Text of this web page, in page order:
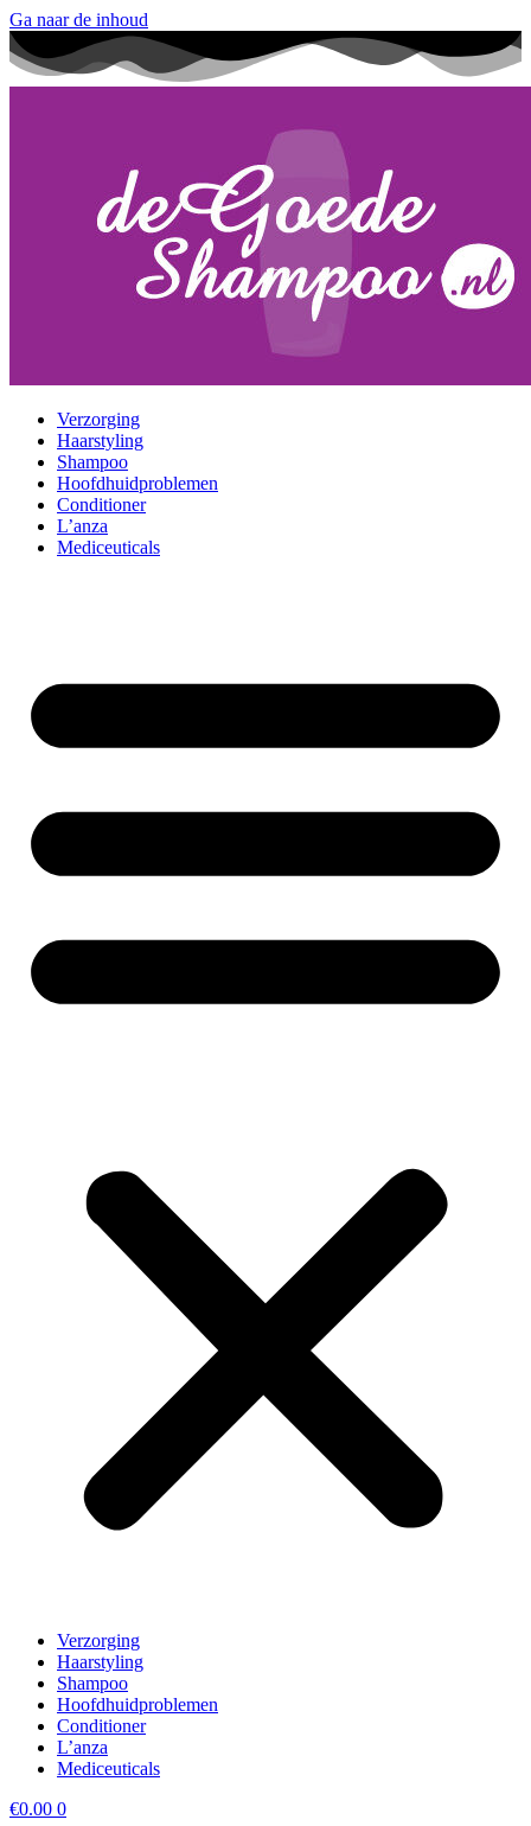
Ga naar de inhoud
Verzorging
Haarstyling
Shampoo
Hoofdhuidproblemen
Conditioner
L’anza
Mediceuticals
Verzorging
Haarstyling
Shampoo
Hoofdhuidproblemen
Conditioner
L’anza
Mediceuticals
€0.00 0